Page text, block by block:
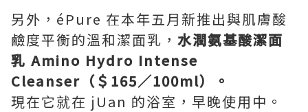
另外，éPure 在本年五月新推出與肌膚酸
鹼度平衡的溫和潔面乳， 水潤氨基酸潔面
乳 Amino Hydro Intense
Cleanser（＄165／100ml）。
現在它就在 jUan 的浴室，早晚使用中。